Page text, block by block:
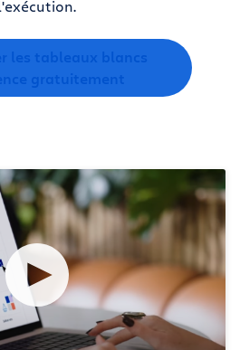
les tableaux blancs
gratuitement